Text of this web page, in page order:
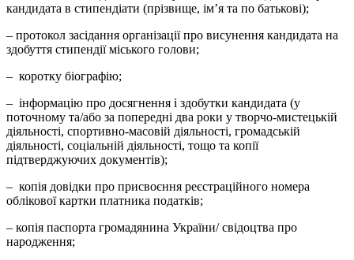
кандидата в стипендіати (прізвище, ім’я та по батькові);
– протокол засідання організації про висунення кандидата на
здобуття стипендії міського голови;
– коротку біографію;
– інформацію про досягнення і здобутки кандидата (у
поточному та/або за попередні два роки у творчо-мистецькій
діяльності, спортивно-масовій діяльності, громадській
діяльності, соціальній діяльності, тощо та копії
підтверджуючих документів);
– копія довідки про присвоєння реєстраційного номера
облікової картки платника податків;
– копія паспорта громадянина України/ свідоцтва про
народження;